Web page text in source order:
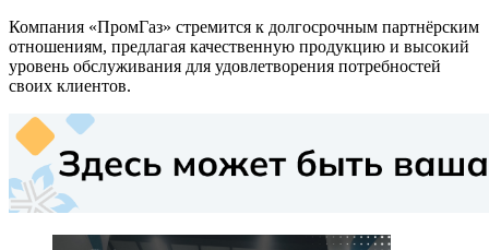
Компания «ПромГаз» стремится к долгосрочным партнёрским
отношениям, предлагая качественную продукцию и высокий
уровень обслуживания для удовлетворения потребностей
своих клиентов.